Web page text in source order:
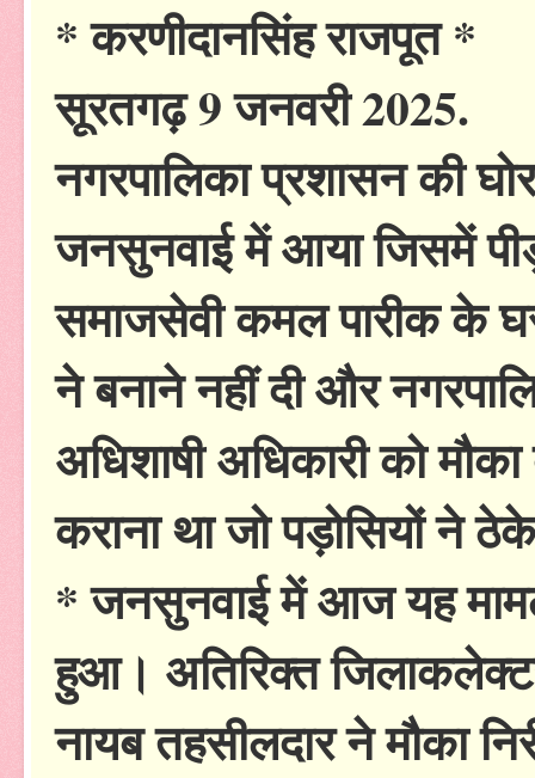
* करणीदानसिंह राजपूत *
सूरतगढ़ 9 जनवरी 2025.
नगरपालिका प्रशासन की
जनसुनवाई में आया जिसमें
समाजसेवी कमल पारीक के
ने बनाने नहीं दी और
अधिशाषी अधिकारी को
कराना था जो पड़ोसियों ने
* जनसुनवाई में आज यह
हुआ। अतिरिक्त
नायब तहसीलदार ने मौका